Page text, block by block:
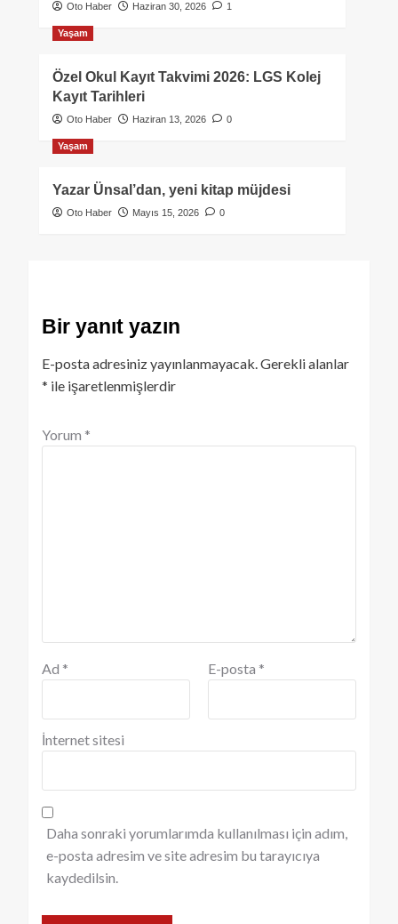
Oto Haber Haziran 30, 2026 1
Yaşam
Özel Okul Kayıt Takvimi 2026: LGS Kolej
Kayıt Tarihleri
Oto Haber Haziran 13, 2026 0
Yaşam
Yazar Ünsal’dan, yeni kitap müjdesi
Oto Haber Mayıs 15, 2026 0
Bir yanıt yazın
E-posta adresiniz yayınlanmayacak.Gerekli alanlar
* ile işaretlenmişlerdir
Yorum *
Ad * E-posta *
İnternet sitesi
Daha sonraki yorumlarımda kullanılması için adım,
e-posta adresim ve site adresim bu tarayıcıya
kaydedilsin.